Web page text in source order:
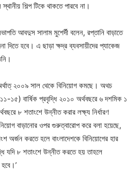
স্থানীয় শিল্প টিকে থাকতে পারবে না।
আবদুস সালাম মুশের্দী বলেন, রপ্তানি বাড়াতে
দিতে হবে। এ ছাড়া ক্ষদ্র ব্যবসায়ীদের প্যাকেজ
২০০৯ সাল থেকে বিনিয়োগ কমছে। অথচ
১৫) বার্ষিক প্রবৃদ্ধি ২০১০ অর্থবছরে ৬ দশমিক ১
৮ শতাংশে উন্নীত করার লক্ষ্য নির্ধারণ
বাড়ানোর ওপর গুরুত্বারোপ করে বলা হয়েছে,
অর্জন করতে হলে বাংলাদেশকে বিনিয়োগের হার
যদি ৮ শতাংশে উন্নীত করতে হয় তাহলে